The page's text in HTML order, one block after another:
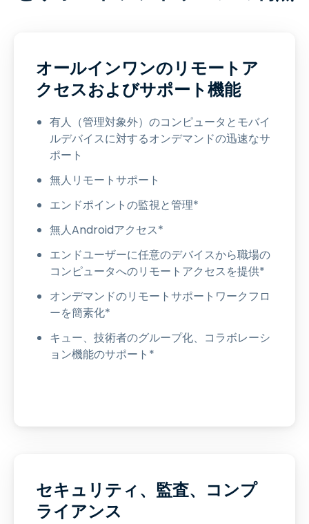
オールインワンのリモートア
クセスおよびサポート機能
有人（管理対象外）のコンピュータとモバイ
ルデバイスに対するオンデマンドの迅速なサ
ポート
無人リモートサポート
エンドポイントの監視と管理*
無人Androidアクセス*
エンドユーザーに任意のデバイスから職場の
コンピュータへのリモートアクセスを提供*
オンデマンドのリモートサポートワークフロ
ーを簡素化*
キュー、技術者のグループ化、コラボレーシ
ョン機能のサポート*
セキュリティ、監査、コンプ
ライアンス